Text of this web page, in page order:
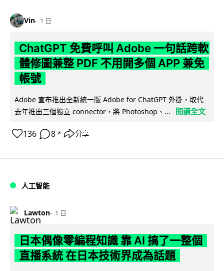
Vin 1 日
ChatGPT 免費呼叫 Adobe 一句話跨軟
體修圖兼整 PDF 不用開多個 APP 兼免
帳號
Adobe 宣布推出全新統一版 Adobe for ChatGPT 外掛，取代
去年推出三個獨立 connector，將 Photoshop、...
閱讀全文
136 8 ↗ 分享
人工智能
Lawton 1 日
日本偶像零編程知識 靠 AI 搞了一整個
直播系統 在日本技術界成為話題